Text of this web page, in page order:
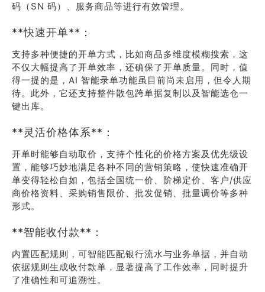
码（SN 码）、服务商品等进行有效管理。
**快速开单**：
支持多种便捷的开单方式，比如商品多维度模糊搜索，这
不仅大幅提高了开单效率，还确保了开单质量。同时，值
得一提的是，AI 智能录单功能虽目前尚未启用，但令人期
待。此外，它还支持整件散包跨单据复制以及智能选仓一
键出库。
**灵活价格体系**：
开单时能够自动取价，支持个性化的价格方案及优先级设
置，能够巧妙地满足各种不同的营销策略，使快速准确开
单变得轻松自如，包括全国统一价、阶梯定价、客户/供应
商价格资料、采购销售限价、批发促销、批量调价等多种
形式。
**智能收付款**：
内置匹配规则，可智能匹配银行流水与业务单据，并自动
依据规则生成收付款单，显著提高了工作效率，同时提升
了准确性和可追溯性。